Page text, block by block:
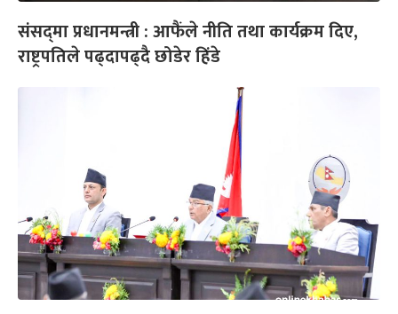
संसद्‌मा प्रधानमन्त्री : आफैंले नीति तथा कार्यक्रम दिए,
राष्ट्रपतिले पढ्दापढ्दै छोडेर हिंडे